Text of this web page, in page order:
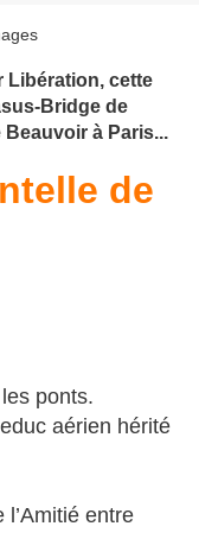
Libération, cette
Bridge de
à Paris...
de
ponts.
aérien hérité
entre